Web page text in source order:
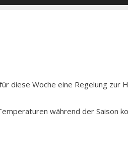
diese Woche eine Regelung zur
während der Saison